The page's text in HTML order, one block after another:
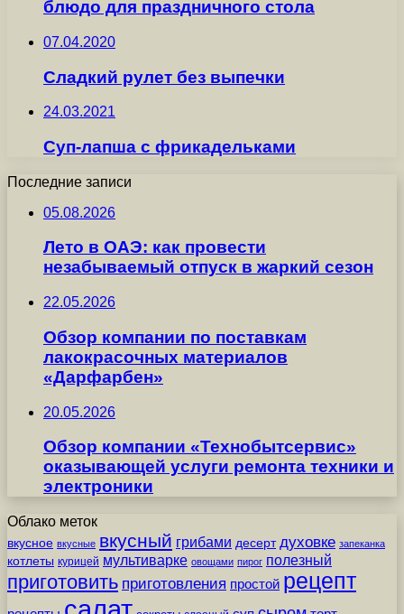
блюдо для праздничного стола
07.04.2020
Сладкий рулет без выпечки
24.03.2021
Суп-лапша с фрикадельками
Последние записи
05.08.2026
Лето в ОАЭ: как провести
незабываемый отпуск в жаркий сезон
22.05.2026
Обзор компании по поставкам
лакокрасочных материалов
«Дарфарбен»
20.05.2026
Обзор компании «Технобытсервис»
оказывающей услуги ремонта техники и
электроники
Облако меток
вкусное вкусные вкусный грибами десерт духовке запеканка
котлеты курицей мультиварке овощами пирог полезный
приготовить приготовления простой рецепт